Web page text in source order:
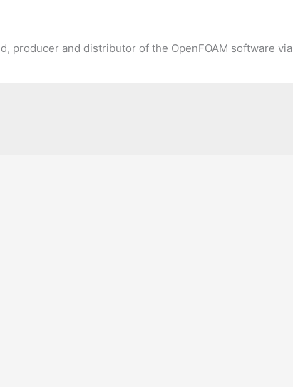
producer and distributor of the OpenFOAM software via